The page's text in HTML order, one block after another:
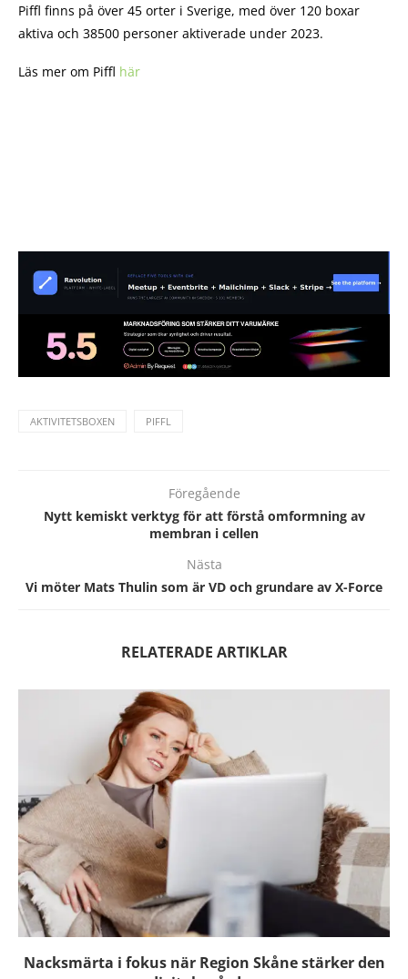
Piffl finns på över 45 orter i Sverige, med över 120 boxar
aktiva och 38500 personer aktiverade under 2023.
Läs mer om Piffl här
AKTIVITETSBOXEN PIFFL
Föregående
Nytt kemiskt verktyg för att förstå omformning av
membran i cellen
Nästa
Vi möter Mats Thulin som är VD och grundare av X-Force
RELATERADE ARTIKLAR
Nacksmärta i fokus när Region Skåne stärker den